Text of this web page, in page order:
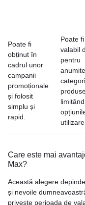
Poate fi
obținut în
cadrul unor
campanii
promoționale
și folosit
simplu și
rapid.
Poate fi
valabil
pentru
anumite
limitând
utilizare.
Care este mai
Max?
Această alegere
și nevoile
privește perioada de